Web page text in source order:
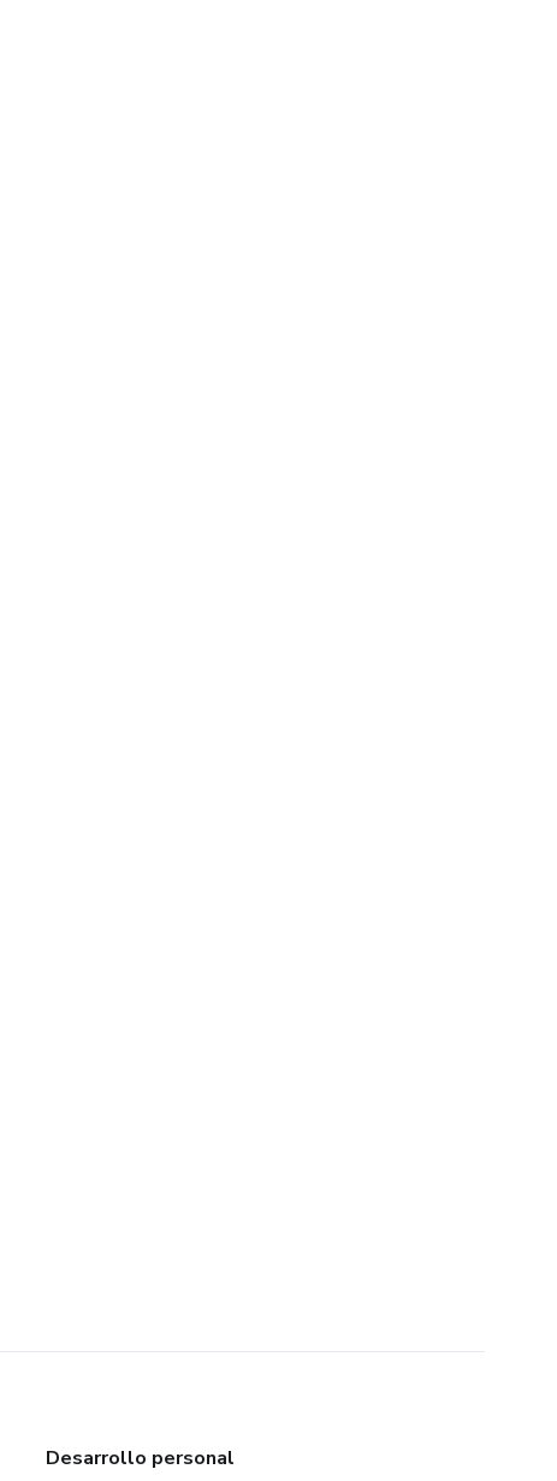
Desarrollo personal